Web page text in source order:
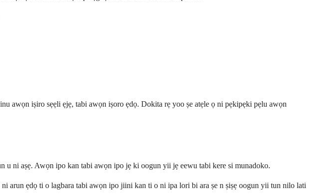
awọn iṣiro sẹẹli ẹjẹ, tabi awọn iṣoro ẹdọ. Dokita rẹ yoo ṣe atẹle ọ ni pẹkipẹki pẹlu awọn
u ni aṣẹ. Awọn ipo kan tabi awọn ipo jẹ ki oogun yii jẹ eewu tabi kere si munadoko.
arun ẹdọ ti o lagbara tabi awọn ipo jiini kan ti o ni ipa lori bi ara ṣe n ṣiṣẹ oogun yii tun nilo lati